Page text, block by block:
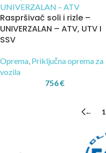
Raspršivač soli i rizle –
UNIVERZALAN – ATV, UTV I
SSV
Oprema, Priključna oprema za
vozila
756€
← 1